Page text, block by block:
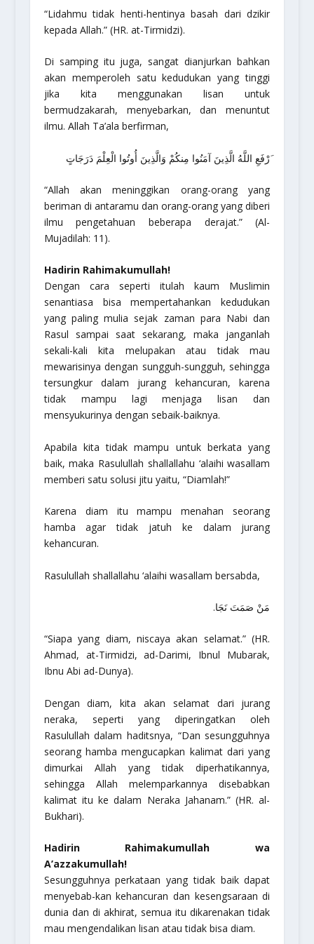
“Lidahmu tidak henti-hentinya basah dari dzikir
kepada Allah.”(HR. at-Tirmidzi).
Di samping itu juga, sangat dianjurkan bahkan
akan memperoleh satu kedudukan yang tinggi
jika kita menggunakan lisan untuk
bermudzakarah, menyebarkan, dan menuntut
ilmu. Allah Ta’ala berfirman,
َرْفَعِ اللَّهُ الَّذِينَ آمَنُوا مِنكُمْ وَالَّذِينَ أُوتُوا الْعِلْمَ دَرَجَاتٍ
“Allah akan meninggikan orang-orang yang
beriman di antaramu dan orang-orang yang diberi
ilmu pengetahuan beberapa derajat.”(Al-
Mujadilah: 11).
Hadirin Rahimakumullah!
Dengan cara seperti itulah kaum Muslimin
senantiasa bisa mempertahankan kedudukan
yang paling mulia sejak zaman para Nabi dan
Rasul sampai saat sekarang, maka janganlah
sekali-kali kita melupakan atau tidak mau
mewarisinya dengan sungguh-sungguh, sehingga
tersungkur dalam jurang kehancuran, karena
tidak mampu lagi menjaga lisan dan
mensyukurinya dengan sebaik-baiknya.
Apabila kita tidak mampu untuk berkata yang
baik, maka Rasulullah shallallahu ‘alaihi wasallam
memberi satu solusi jitu yaitu, “Diamlah!”
Karena diam itu mampu menahan seorang
hamba agar tidak jatuh ke dalam jurang
kehancuran.
Rasulullah shallallahu ‘alaihi wasallam bersabda,
مَنْ صَمَتَ نَجَا.
“Siapa yang diam, niscaya akan selamat.”(HR.
Ahmad, at-Tirmidzi, ad-Darimi, Ibnul Mubarak,
Ibnu Abi ad-Dunya).
Dengan diam, kita akan selamat dari jurang
neraka, seperti yang diperingatkan oleh
Rasulullah dalam haditsnya, “Dan sesungguhnya
seorang hamba mengucapkan kalimat dari yang
dimurkai Allah yang tidak diperhatikannya,
sehingga Allah melemparkannya disebabkan
kalimat itu ke dalam Neraka Jahanam.”(HR. al-
Bukhari).
Hadirin Rahimakumullah wa
A’azzakumullah!
Sesungguhnya perkataan yang tidak baik dapat
menyebab-kan kehancuran dan kesengsaraan di
dunia dan di akhirat, semua itu dikarenakan tidak
mau mengendalikan lisan atau tidak bisa diam.